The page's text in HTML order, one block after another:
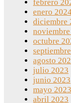
febrero
enero
diciembre
octubre
agosto
julio 2023
junio 2023
mayo 2023
abril 2023